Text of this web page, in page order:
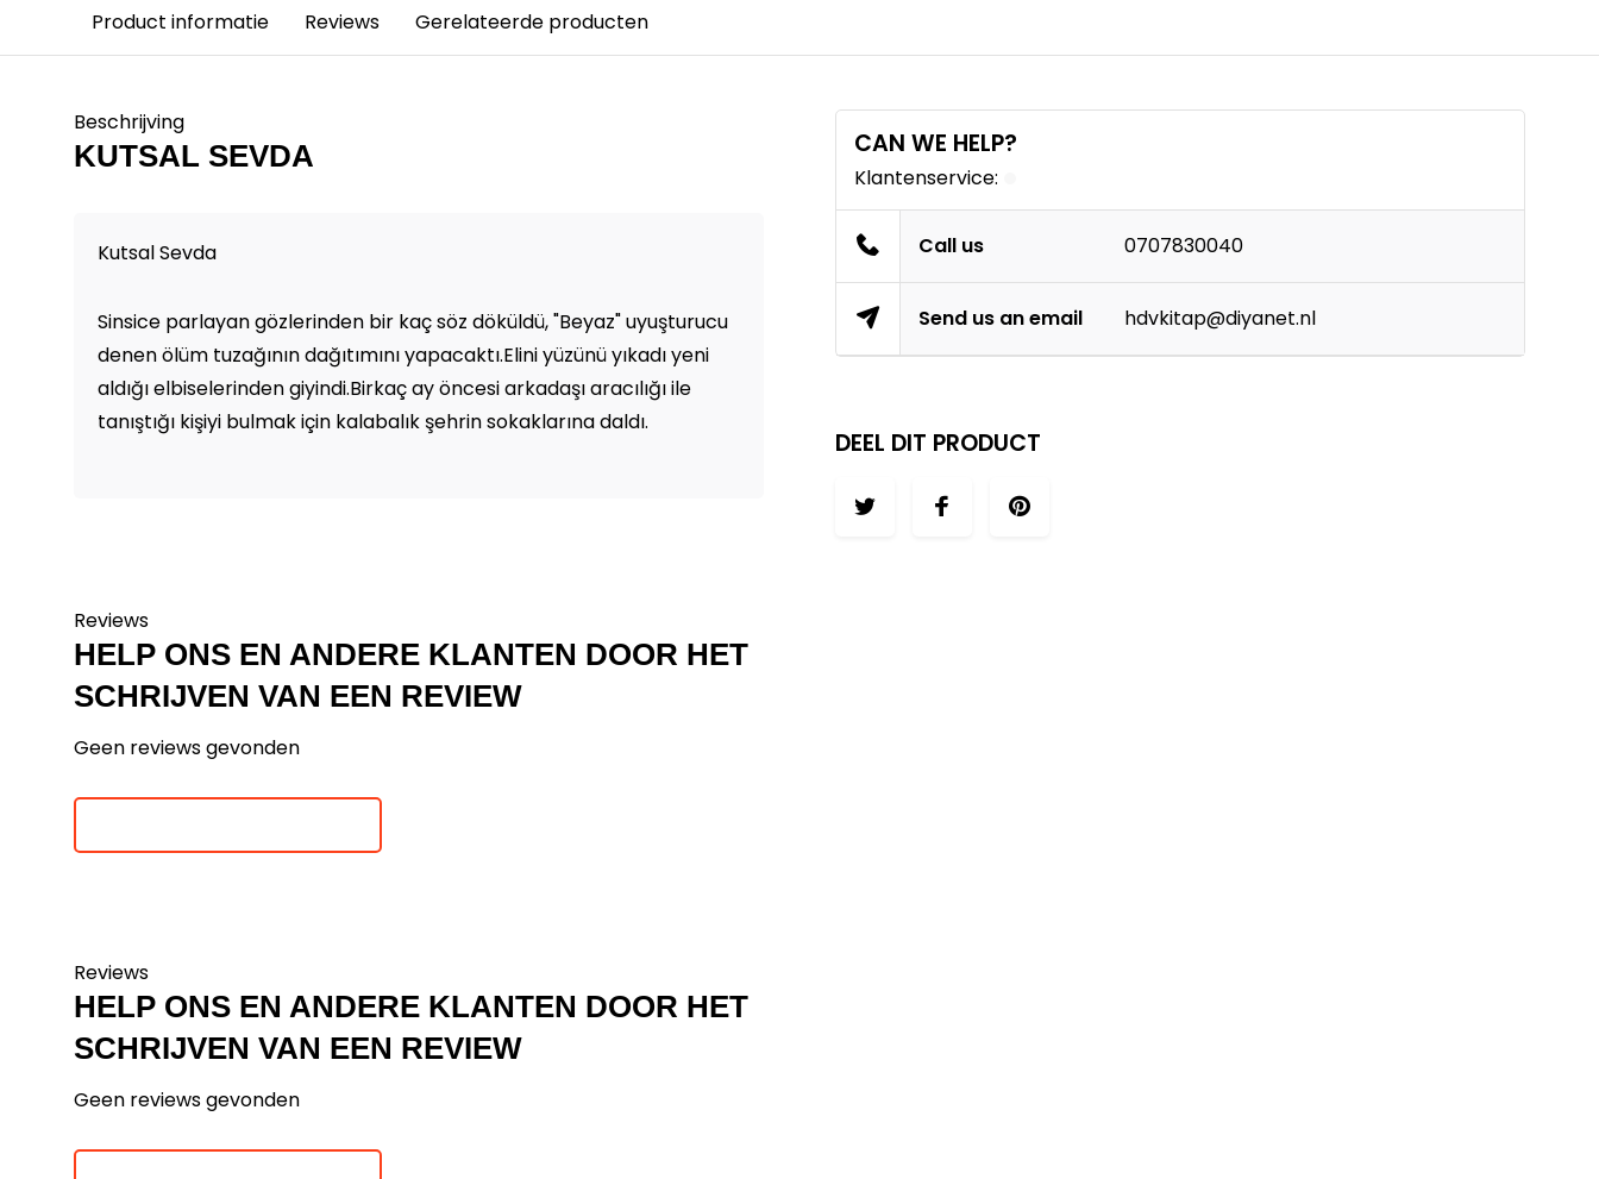
Product informatie Reviews Gerelateerde producten
Beschrijving
KUTSAL SEVDA
Kutsal Sevda
Sinsice parlayan gözlerinden bir kaç söz döküldü, "Beyaz" uyuşturucu
denen ölüm tuzağının dağıtımını yapacaktı.Elini yüzünü yıkadı yeni
aldığı elbiselerinden giyindi.Birkaç ay öncesi arkadaşı aracılığı ile
tanıştığı kişiyi bulmak için kalabalık şehrin sokaklarına daldı.
CAN WE HELP?
Klantenservice:
Call us 0707830040
Send us an email hdvkitap@diyanet.nl
DEEL DIT PRODUCT
Reviews
HELP ONS EN ANDERE KLANTEN DOOR HET
SCHRIJVEN VAN EEN REVIEW
Geen reviews gevonden
Reviews
HELP ONS EN ANDERE KLANTEN DOOR HET
SCHRIJVEN VAN EEN REVIEW
Geen reviews gevonden